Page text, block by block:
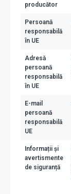
producător
Persoană
responsabilă
în UE
Adresă
persoană
responsabilă
în UE
E-mail
persoană
responsabilă
UE
Informații și
avertismente
de siguranță